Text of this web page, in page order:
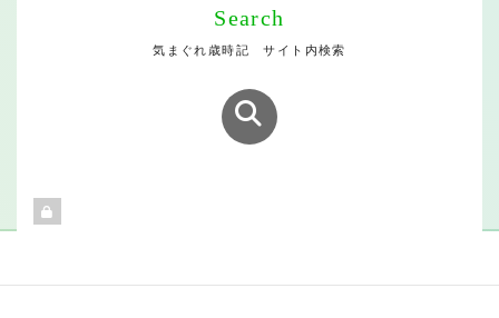
Search
気まぐれ歳時記 サイト内検索